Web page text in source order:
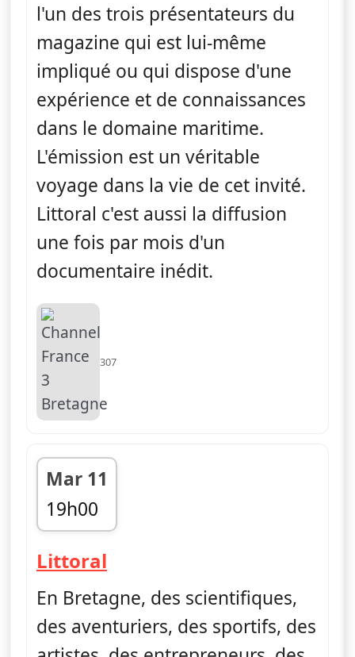
l'un des trois présentateurs du
magazine qui est lui-même
impliqué ou qui dispose d'une
expérience et de connaissances
dans le domaine maritime.
L'émission est un véritable
voyage dans la vie de cet invité.
Littoral c'est aussi la diffusion
une fois par mois d'un
documentaire inédit.
307
Mar 11
19h00
fin 19h05
Littoral
En Bretagne, des scientifiques,
des aventuriers, des sportifs, des